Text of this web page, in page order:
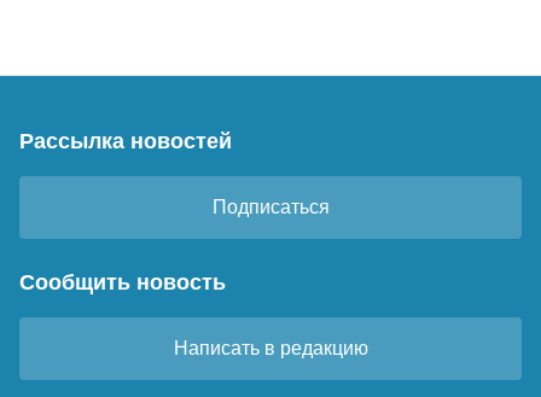
Рассылка новостей
Подписаться
Сообщить новость
Написать в редакцию